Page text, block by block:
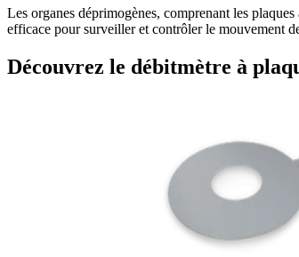
Les organes déprimogènes, comprenant les
efficace pour surveiller et contrôler le mouvement
Découvrez le débitmètre à